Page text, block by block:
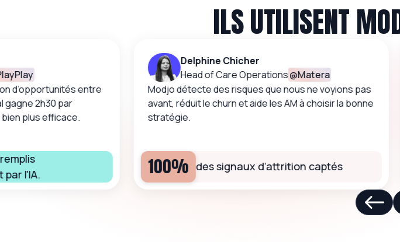
ILS UTILISENT
d’opportunités entre
2h30 par
plus efficace.
l'IA.
Delphine Chicher
Head of Care Operations@Matera
Modjo détecte des risques que nous ne voyions pas
avant, réduit le churn et aide les AM à choisir la bonne
stratégie.
100% des signaux d’attrition captés